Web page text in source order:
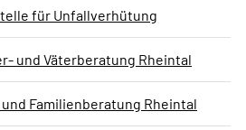
für Unfallverhütung
und Väterberatung Rheintal
Familienberatung Rheintal